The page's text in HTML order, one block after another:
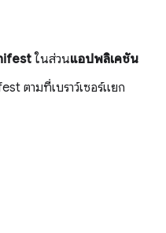
ในส่วนแอปพลิเคชัน
ตามที่เบราว์เซอร์แยก